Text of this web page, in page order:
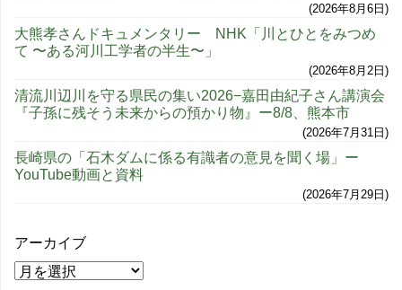
2026年8月6日
大熊孝さんドキュメンタリー NHK「川とひとをみつめ
て 〜ある河川工学者の半生〜」
2026年8月2日
清流川辺川を守る県民の集い2026−嘉田由紀子さん講演会
『子孫に残そう未来からの預かり物』ー8/8、熊本市
2026年7月31日
長崎県の「石木ダムに係る有識者の意見を聞く場」ー
YouTube動画と資料
2026年7月29日
アーカイブ